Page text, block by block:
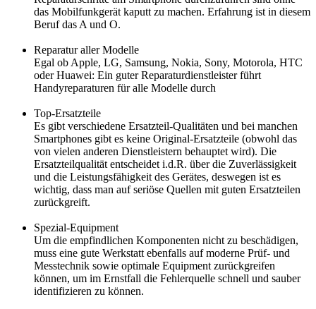
das Mobilfunkgerät kaputt zu machen. Erfahrung ist in diesem
Beruf das A und O.
Reparatur aller Modelle
Egal ob Apple, LG, Samsung, Nokia, Sony, Motorola, HTC
oder Huawei: Ein guter Reparaturdienstleister führt
Handyreparaturen für alle Modelle durch
Top-Ersatzteile
Es gibt verschiedene Ersatzteil-Qualitäten und bei manchen
Smartphones gibt es keine Original-Ersatzteile (obwohl das
von vielen anderen Dienstleistern behauptet wird). Die
Ersatzteilqualität entscheidet i.d.R. über die Zuverlässigkeit
und die Leistungsfähigkeit des Gerätes, deswegen ist es
wichtig, dass man auf seriöse Quellen mit guten Ersatzteilen
zurückgreift.
Spezial-Equipment
Um die empfindlichen Komponenten nicht zu beschädigen,
muss eine gute Werkstatt ebenfalls auf moderne Prüf- und
Messtechnik sowie optimale Equipment zurückgreifen
können, um im Ernstfall die Fehlerquelle schnell und sauber
identifizieren zu können.